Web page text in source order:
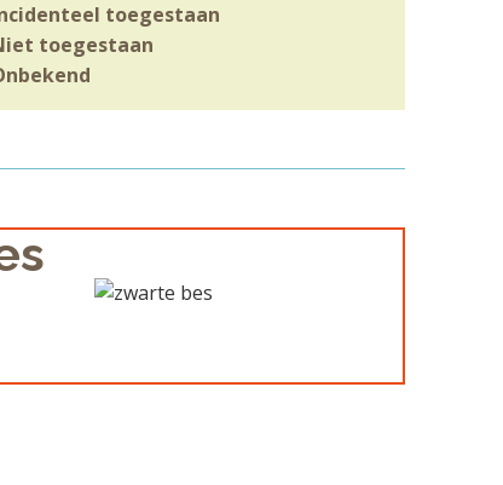
toegestaan
toegestaan